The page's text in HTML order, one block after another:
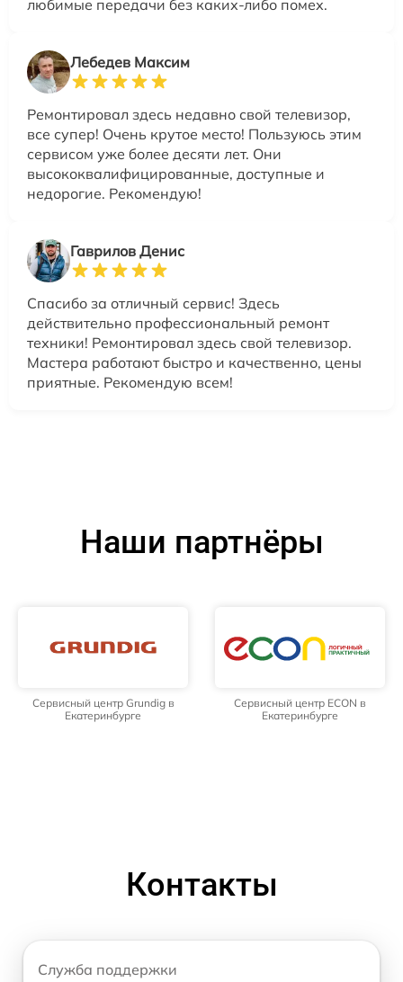
любимые передачи без каких-либо помех.
Лебедев Максим
Ремонтировал здесь недавно свой телевизор,
все супер! Очень крутое место! Пользуюсь этим
сервисом уже более десяти лет. Они
высококвалифицированные, доступные и
недорогие. Рекомендую!
Гаврилов Денис
Спасибо за отличный сервис! Здесь
действительно профессиональный ремонт
техники! Ремонтировал здесь свой телевизор.
Мастера работают быстро и качественно, цены
приятные. Рекомендую всем!
Наши партнёры
Сервисный центр Grundig в
Екатеринбурге
Сервисный центр ECON в
Екатеринбурге
Контакты
Служба поддержки